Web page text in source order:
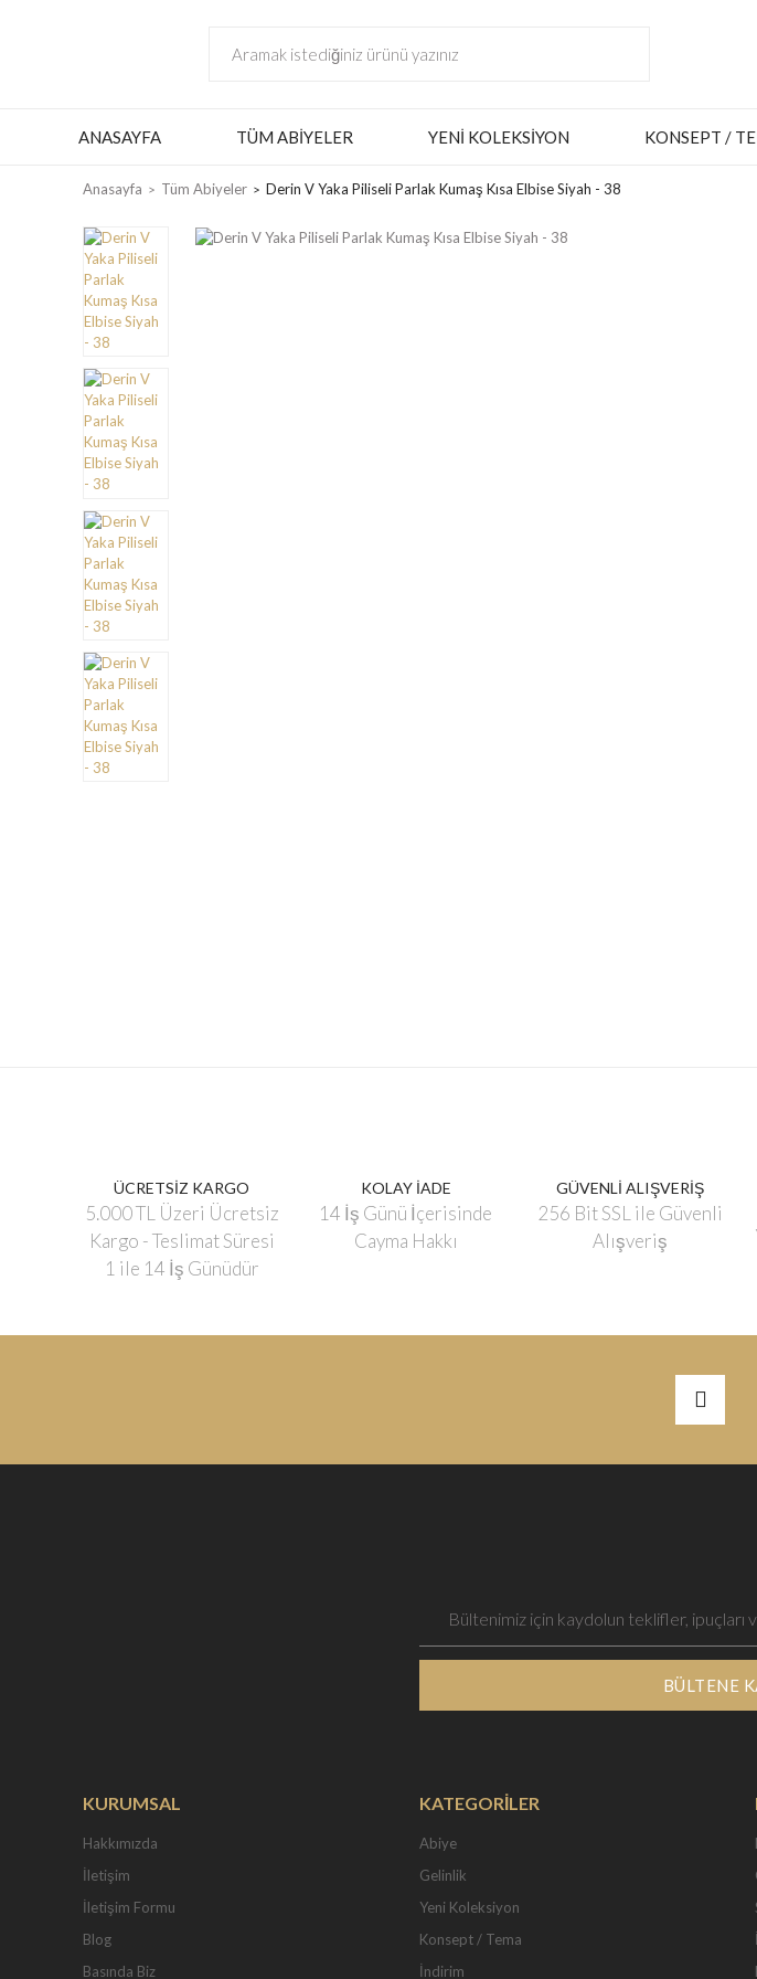
ANASAYFA TÜM ABIYELER YENI KOLEKSIYON KONSEPT /
Anasayfa Tüm Abiyeler Derin V Yaka Piliseli Parlak Kumaş Kısa Elbise Siyah - 38
ÜCRETSİZ KARGO
5.000 TL Üzeri Ücretsiz
Kargo - Teslimat Süresi
1 ile 14 İş Günüdür
KOLAY İADE
14 İş Günü İçerisinde
Cayma Hakkı
GÜVENLİ ALIŞVERİŞ
256 Bit SSL ile Güvenli
Alışveriş
BÜLTENE
KURUMSAL
Hakkımızda
İletişim
İletişim Formu
Blog
Basında Biz
KATEGORİLER
Abiye
Gelinlik
Yeni Koleksiyon
Konsept / Tema
İndirim